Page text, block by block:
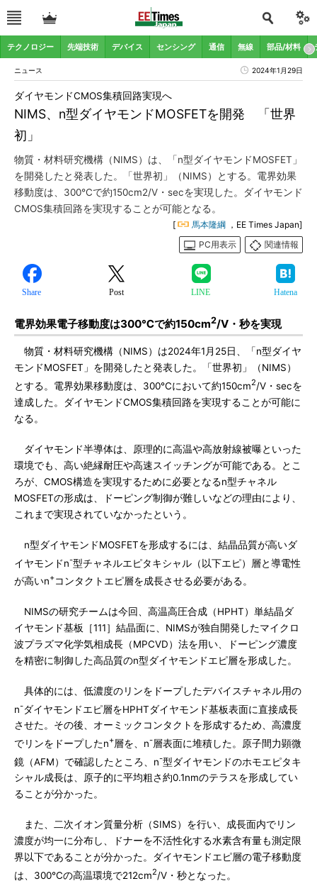
テクノロジー 先端技術 デバイス センシング 通信 無線 部品/材料
ニュース 2024年1月29日
NIMS、n型ダイヤモンドMOSFETを開発 「世界
初」
ダイヤモンドCMOS集積回路実現へ
物質・材料研究機構（NIMS）は、「n型ダイヤモンドMOSFET」
を開発したと発表した。「世界初」（NIMS）とする。電界効果
移動度は、300℃で約150cm2/V・secを実現した。ダイヤモンド
CMOS集積回路を実現することが可能となる。
[ 馬本隆綱 ，EE Times Japan]
PC用表示
関連情報
Share Post LINE Hatena
電界効果電子移動度は300℃で約150cm2/V・秒を実現
物質・材料研究機構（NIMS）は2024年1月25日、「n型ダイヤ
モンドMOSFET」を開発したと発表した。「世界初」（NIMS）
とする。電界効果移動度は、300℃において約150cm2/V・secを
達成した。ダイヤモンドCMOS集積回路を実現することが可能に
なる。
ダイヤモンド半導体は、原理的に高温や高放射線被曝といった
環境でも、高い絶縁耐圧や高速スイッチングが可能である。とこ
ろが、CMOS構造を実現するために必要となるn型チャネル
MOSFETの形成は、ドーピング制御が難しいなどの理由により、
これまで実現されていなかったという。
n型ダイヤモンドMOSFETを形成するには、結晶品質が高いダ
イヤモンドn-型チャネルエピタキシャル（以下エピ）層と導電性
が高いn+コンタクトエピ層を成長させる必要がある。
NIMSの研究チームは今回、高温高圧合成（HPHT）単結晶ダ
イヤモンド基板［111］結晶面に、NIMSが独自開発したマイクロ
波プラズマ化学気相成長（MPCVD）法を用い、ドーピング濃度
を精密に制御した高品質のn型ダイヤモンドエピ層を形成した。
具体的には、低濃度のリンをドープしたデバイスチャネル用の
n-ダイヤモンドエピ層をHPHTダイヤモンド基板表面に直接成長
させた。その後、オーミックコンタクトを形成するため、高濃度
でリンをドープしたn+層を、n-層表面に堆積した。原子間力顕微
鏡（AFM）で確認したところ、n-型ダイヤモンドのホモエピタキ
シャル成長は、原子的に平均粗さ約0.1nmのテラスを形成してい
ることが分かった。
また、二次イオン質量分析（SIMS）を行い、成長面内でリン
濃度が均一に分布し、ドナーを不活性化する水素含有量も測定限
界以下であることが分かった。ダイヤモンドエピ層の電子移動度
は、300℃の高温環境で212cm2/V・秒となった。